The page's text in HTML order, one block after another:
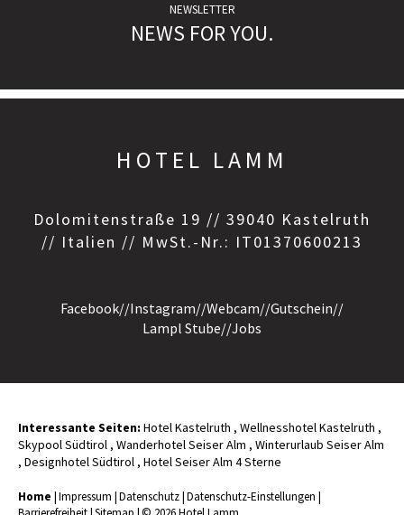
NEWSLETTER
NEWS FOR YOU.
HOTEL LAMM
Dolomitenstraße 19 // 39040 Kastelruth
// Italien // MwSt.-Nr.: IT01370600213
Facebook//Instagram//Webcam//Gutschein//
Lampl Stube//Jobs
Interessante Seiten: Hotel Kastelruth , Wellnesshotel Kastelruth ,
Skypool Südtirol , Wanderhotel Seiser Alm , Winterurlaub Seiser Alm
, Designhotel Südtirol , Hotel Seiser Alm 4 Sterne
Home |Impressum |Datenschutz|Datenschutz-Einstellungen |